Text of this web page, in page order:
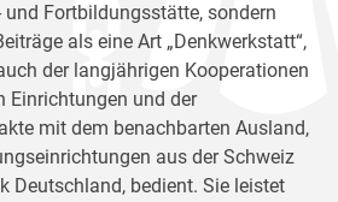
Fortbildungsstätte, sondern
als eine Art „Denkwerkstatt“,
der langjährigen Kooperationen
und der
mit dem benachbarten Ausland,
aus der Schweiz
Deutschland, bedient. Sie leistet